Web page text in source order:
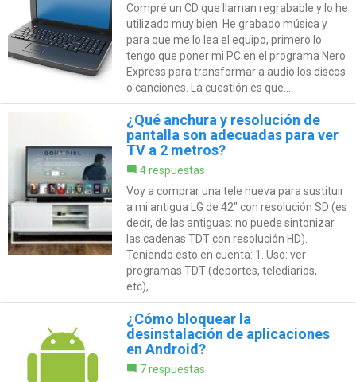
Compré un CD que llaman regrabable y lo he
utilizado muy bien. He grabado música y
para que me lo lea el equipo, primero lo
tengo que poner mi PC en el programa Nero
Express para transformar a audio los discos
o canciones. La cuestión es que...
¿Qué anchura y resolución de
pantalla son adecuadas para ver
TV a 2 metros?
4 respuestas
Voy a comprar una tele nueva para sustituir
a mi antigua LG de 42" con resolución SD (es
decir, de las antiguas: no puede sintonizar
las cadenas TDT con resolución HD).
Teniendo esto en cuenta: 1. Uso: ver
programas TDT (deportes, telediarios,
etc),...
¿Cómo bloquear la
desinstalación de aplicaciones
en Android?
7 respuestas